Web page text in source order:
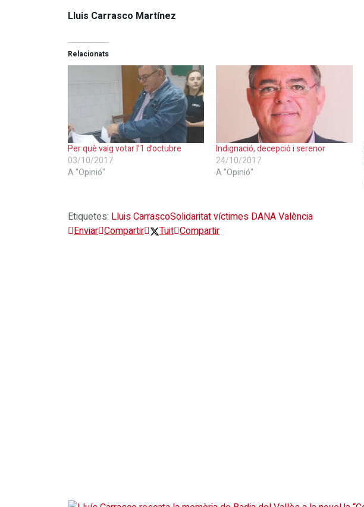
Lluis Carrasco Martínez
Relacionats
Per què vaig votar l’1 d’octubre
03/10/2017
A "Opinió"
Indignació, decepció i serenor
24/10/2017
A "Opinió"
Etiquetes: Lluis CarrascoSolidaritat víctimes DANA València
Enviar Compartir Tuit Compartir